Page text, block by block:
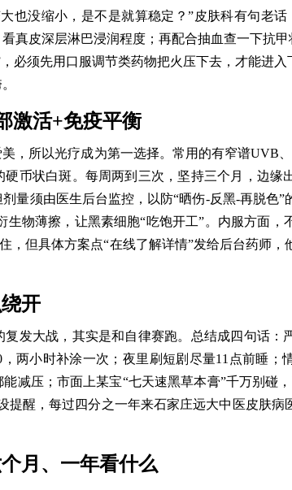
也没缩小，是不是就算稳定？”皮肤科有句老
真皮深层淋巴浸润程度；再配合抽血查一下抗
必须先用口服调节类药物把火压下去，才能进入
激活+免疫平衡
，所以光疗成为第一选择。常用的有窄谱UVB
币状白斑。每周两到三次，坚持三个月，边缘
量须由医生后台监控，以防“晒伤-反黑-再脱色”
物薄擦，让黑素细胞“吃饱开工”。内服方面，
，但具体方案点“在线了解详情”发给后台药师，
开
发大战，其实是和自律赛跑。总结成四句话：
两小时补涂一次；夜里刷短剧尽量11点前睡；
减压；市面上某宝“七天速黑草本膏”千万别碰
醒，每过四分之一年来石家庄远大中医皮肤病
月、一年看什么